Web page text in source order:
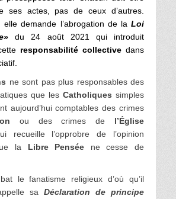
ses actes, pas de ceux d’autres.
elle demande l’abrogation de la Loi
du 24 août 2021 qui introduit
responsabilité collective dans
ne sont pas plus responsables des
que les Catholiques simples
aujourd’hui comptables des crimes
ou des crimes de l’Église
recueille l’opprobre de l’opinion
la Libre Pensée ne cesse de
le fanatisme religieux d’où qu’il
sa Déclaration de principe